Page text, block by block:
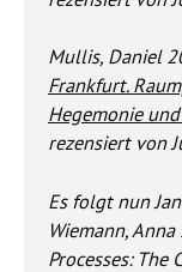
Mullis, Daniel
Frankfurt.
Hegemonie
rezensiert von
Es folgt nun
Wiemann,
Processes: The